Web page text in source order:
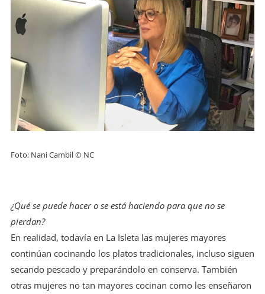
Foto: Nani Cambil © NC
¿Qué se puede hacer o se está haciendo para que no se
pierdan?
En realidad, todavía en La Isleta las mujeres mayores
continúan cocinando los platos tradicionales, incluso siguen
secando pescado y preparándolo en conserva. También
otras mujeres no tan mayores cocinan como les enseñaron